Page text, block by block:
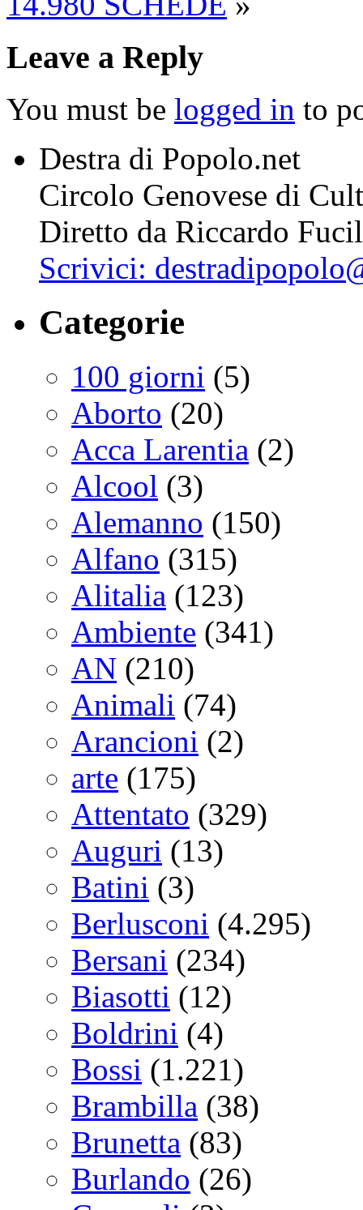
Leave a Reply
You must be logged in to
Destra di Popolo.net
Circolo Genovese di
Diretto da Riccardo
Scrivici:
Categorie
100 giorni (5)
Aborto (20)
Acca Larentia (2)
Alcool (3)
Alemanno (150)
Alfano (315)
Alitalia (123)
Ambiente (341)
AN (210)
Animali (74)
Arancioni (2)
arte (175)
Attentato (329)
Auguri (13)
Batini (3)
Berlusconi (4.295)
Bersani (234)
Biasotti (12)
Boldrini (4)
Bossi (1.221)
Brambilla (38)
Brunetta (83)
Burlando (26)